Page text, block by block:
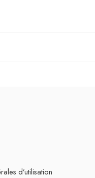
d’utilisation